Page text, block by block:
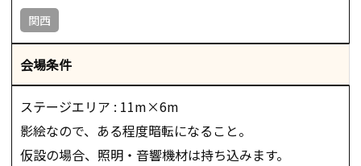
関西
会場条件
ステージエリア : 11m×6m
影絵なので、ある程度暗転になること。
仮設の場合、照明・音響機材は持ち込みます。